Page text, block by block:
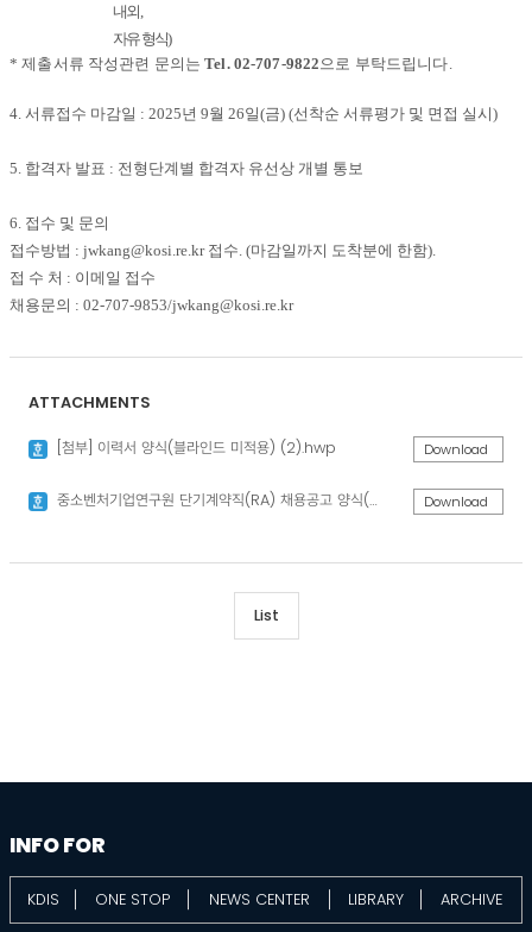
내외
자유 형식)
*제출서류 작성관련 문의는Tel. 02-707-9822 으로 부탁드립니다
4. 서류접수 마감일 : 2025년 9월 26일(금) (선착순 서류평가 및 면접 실시)
5. 합격자 발표 : 전형단계별 합격자 유선상 개별 통보
6. 접수 및 문의
접수방법 : jwkang@kosi.re.kr 접수 . (마감일까지 도착분에 한함).
접 수 처 : 이메일 접수
채용문의 : 02-707-9853/jwkang@kosi.re.kr
ATTACHMENTS
[첨부] 이력서 양식(블라인드 미적용) (2).hwp Download
중소벤처기업연구원 단기계약직(RA) 채용공고 양식(강재원) (2).hwp Download
List
information
INFO FOR
KDIS ONE STOP NEWS CENTER LIBRARY ARCHIVE